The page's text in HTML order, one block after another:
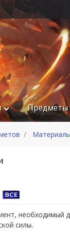
Предметы
Материалы
необходимый
силы.